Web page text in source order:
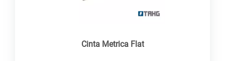
Cinta Metrica Flat